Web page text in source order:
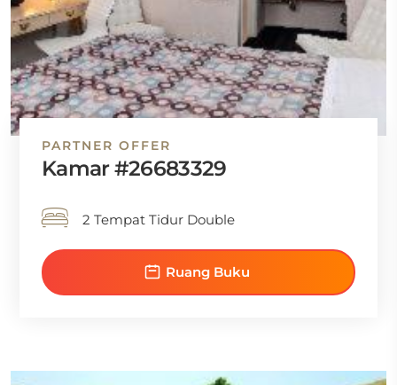
PARTNER OFFER
Kamar #26683329
2 Tempat Tidur Double
Ruang Buku